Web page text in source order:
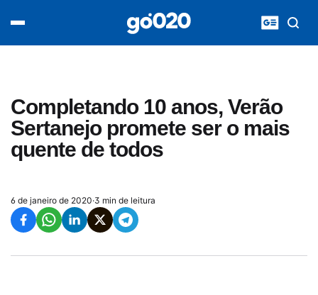
Completando 10 anos, Verão
Sertanejo promete ser o mais
quente de todos
6 de janeiro de 2020·3 min de leitura
acontece agora
entretenimento
vídeos
pod020